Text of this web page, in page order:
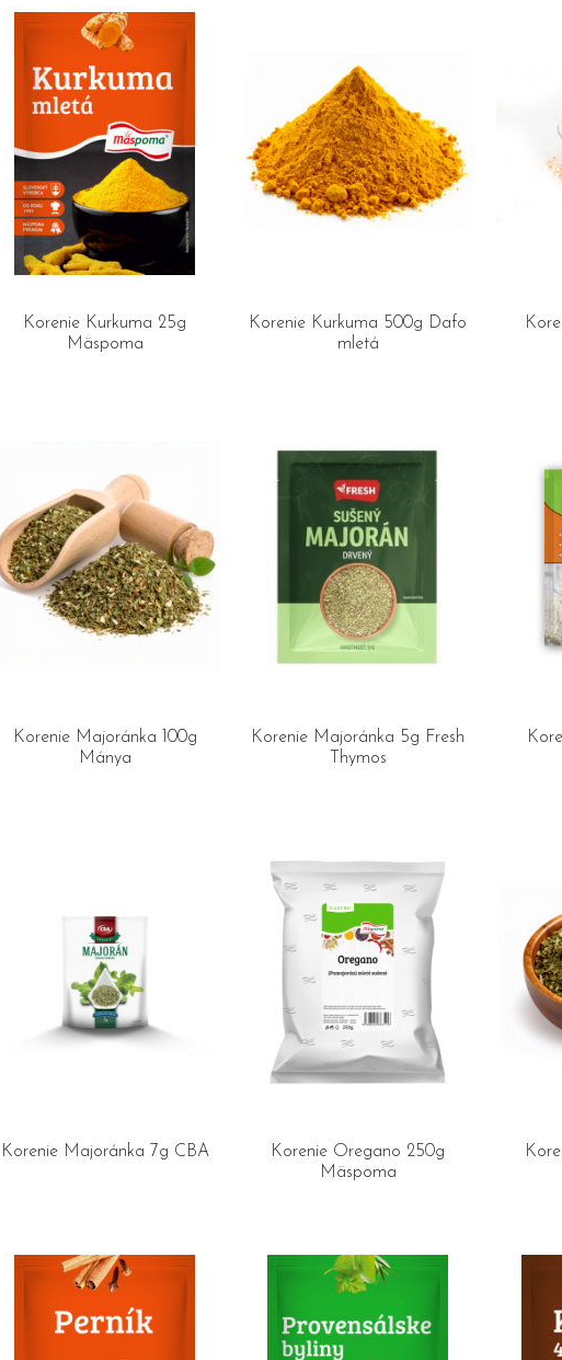
Korenie Kurkuma 25g
Mäspoma
Korenie Kurkuma 500g Dafo
mletá
Korenie Majoránka 100g
Mánya
Korenie Majoránka 5g Fresh
Thymos
Korenie Majoránka 7g CBA
Korenie Oregano 250g
Mäspoma